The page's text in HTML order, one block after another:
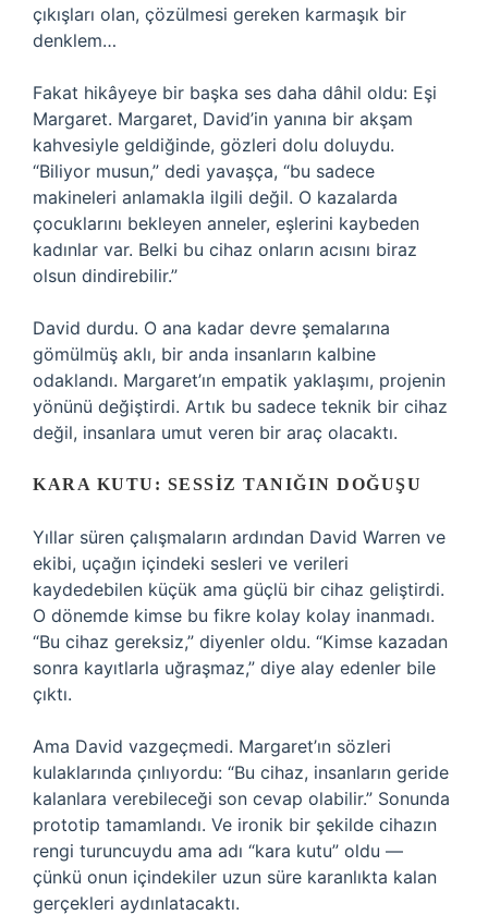
çıkışları olan, çözülmesi gereken karmaşık bir
denklem…
Fakat hikâyeye bir başka ses daha dâhil oldu: Eşi
Margaret. Margaret, David’in yanına bir akşam
kahvesiyle geldiğinde, gözleri dolu doluydu.
“Biliyor musun,” dedi yavaşça, “bu sadece
makineleri anlamakla ilgili değil. O kazalarda
çocuklarını bekleyen anneler, eşlerini kaybeden
kadınlar var. Belki bu cihaz onların acısını biraz
olsun dindirebilir.”
David durdu. O ana kadar devre şemalarına
gömülmüş aklı, bir anda insanların kalbine
odaklandı. Margaret’ın empatik yaklaşımı, projenin
yönünü değiştirdi. Artık bu sadece teknik bir cihaz
değil, insanlara umut veren bir araç olacaktı.
KARA KUTU: SESSIZ TANIĞIN DOĞUŞU
Yıllar süren çalışmaların ardından David Warren ve
ekibi, uçağın içindeki sesleri ve verileri
kaydedebilen küçük ama güçlü bir cihaz geliştirdi.
O dönemde kimse bu fikre kolay kolay inanmadı.
“Bu cihaz gereksiz,” diyenler oldu. “Kimse kazadan
sonra kayıtlarla uğraşmaz,” diye alay edenler bile
çıktı.
Ama David vazgeçmedi. Margaret’ın sözleri
kulaklarında çınlıyordu: “Bu cihaz, insanların geride
kalanlara verebileceği son cevap olabilir.” Sonunda
prototip tamamlandı. Ve ironik bir şekilde cihazın
rengi turuncuydu ama adı “kara kutu” oldu —
çünkü onun içindekiler uzun süre karanlıkta kalan
gerçekleri aydınlatacaktı.